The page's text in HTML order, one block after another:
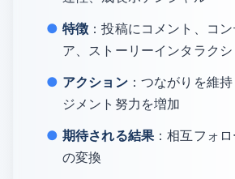
特徴 ：投稿にコメント、コ
ア、ストーリーインタラクシ
アクション：つながりを維
ジメント努力を増加
期待される結果 ：相互フォ
の変換